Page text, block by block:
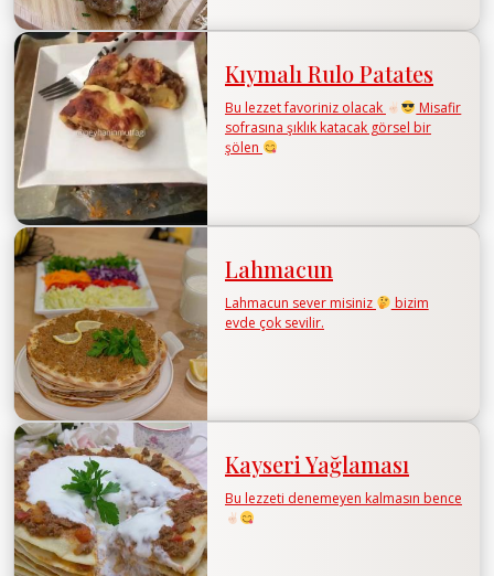
Kıymalı Rulo Patates
Bu lezzet favoriniz olacak
Misafir
sofrasına şıklık katacak görsel bir
şölen
Lahmacun
Lahmacun sever misiniz
bizim
evde çok sevilir.
Kayseri Yağlaması
Bu lezzeti denemeyen kalmasın bence